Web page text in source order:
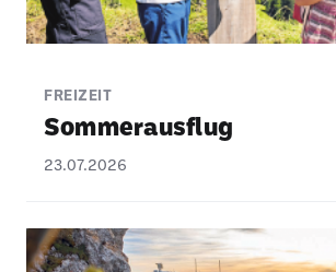
FREIZEIT
Sommer­aus­flug
23.07.2026